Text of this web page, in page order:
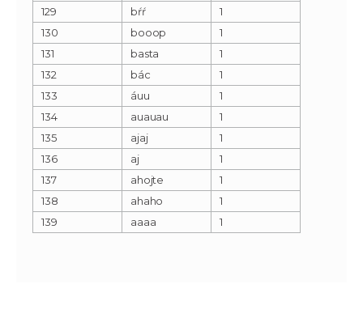
129
bŕŕ
1
130
booop
1
131
basta
1
132
bác
1
133
áuu
1
134
auauau
1
135
ajaj
1
136
aj
1
137
ahojte
1
138
ahaho
1
139
aaaa 1